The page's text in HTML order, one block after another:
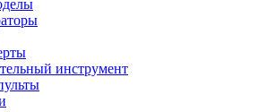
инструмент